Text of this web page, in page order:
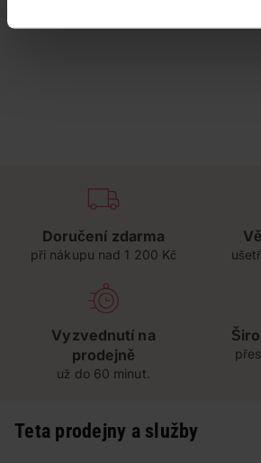
Doručení zdarma
při nákupu nad 1 200 Kč
Vyzvednutí na
prodejně
už do 60 minut.
Teta prodejny a služby